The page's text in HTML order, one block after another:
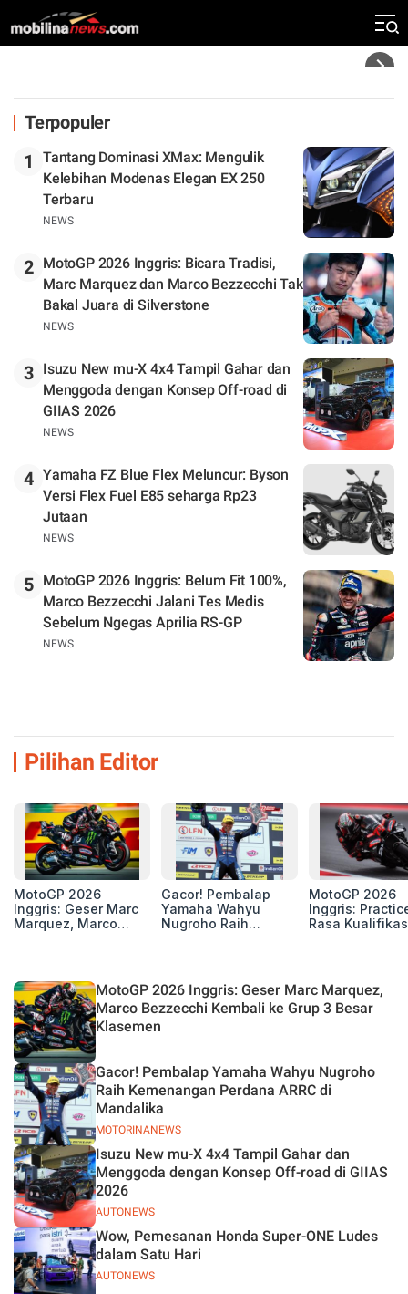
Klasemen
Terpopuler
1
Tantang Dominasi XMax: Mengulik
Kelebihan Modenas Elegan EX 250
Terbaru
NEWS
2
MotoGP 2026 Inggris: Bicara Tradisi,
Marc Marquez dan Marco Bezzecchi Tak
Bakal Juara di Silverstone
NEWS
3
Isuzu New mu-X 4x4 Tampil Gahar dan
Menggoda dengan Konsep Off-road di
GIIAS 2026
NEWS
4 Yamaha FZ Blue Flex Meluncur: Byson
Versi Flex Fuel E85 seharga Rp23
Jutaan
NEWS
5
MotoGP 2026 Inggris: Belum Fit 100%,
Marco Bezzecchi Jalani Tes Medis
Sebelum Ngegas Aprilia RS-GP
NEWS
Pilihan Editor
MotoGP 2026
Inggris: Geser Marc
Marquez, Marco
Gacor! Pembalap
Yamaha Wahyu
Nugroho Raih
MotoGP 2026
Inggris:
Rasa
Silverstone!
MotoGP 2026 Inggris: Geser Marc Marquez,
Marco Bezzecchi Kembali ke Grup 3 Besar
Klasemen
MOTORINANEWS
Gacor! Pembalap Yamaha Wahyu Nugroho
Raih Kemenangan Perdana ARRC di
Mandalika
AUTONEWS
Isuzu New mu-X 4x4 Tampil Gahar dan
Menggoda dengan Konsep Off-road di GIIAS
2026
AUTONEWS
Wow, Pemesanan Honda Super-ONE Ludes
dalam Satu Hari